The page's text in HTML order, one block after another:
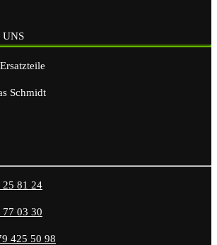
UNS
Schmidt
25 81 24
03 30
425 50 98